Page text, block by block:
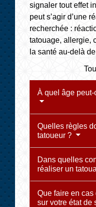
signaler tout effet
peut s’agir d’une
recherchée :
tatouage, allergie,
la santé au-delà
À quel âge
Quelles règles
tatoueur ?
Dans quelles
réaliser un
Que faire en
sur votre état de